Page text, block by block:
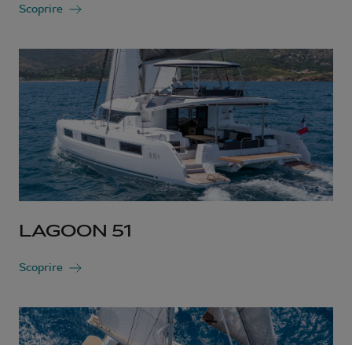
Scoprire
LAGOON 51
Scoprire